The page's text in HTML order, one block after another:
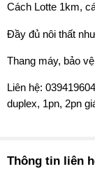
Cách Lotte 1km,
Đầy đủ nôi thất
Thang máy, bảo
Liên hệ:
duplex, 1pn, 2pn
Thông tin liên